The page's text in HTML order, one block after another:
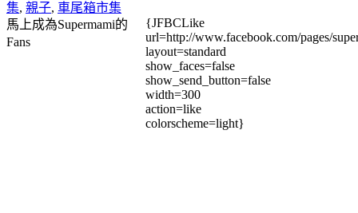
集, 親子, 車尾箱市集
馬上成為Supermami的
Fans
{JFBCLike
url=http://www.facebook.com/pages/
layout=standard
show_faces=false
show_send_button=false
width=300
action=like
colorscheme=light}